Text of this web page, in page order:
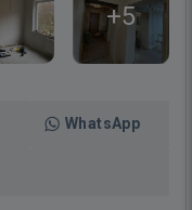
+5
WhatsApp